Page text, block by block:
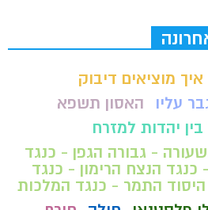
איך מוציאים דיבוק
עליו
האסון תשפא
יהדות למזרח
- גבורה הגפן - כנגד
הנצח הרימון - כנגד
התמר - כנגד המלכות